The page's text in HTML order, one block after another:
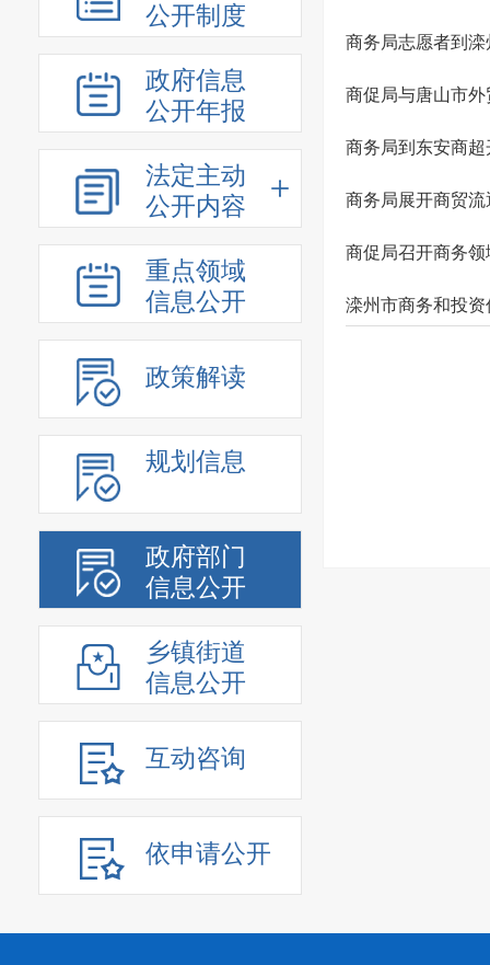
公开制度
政府信息
公开年报
法定主动
公开内容
重点领域
信息公开
政策解读
规划信息
政府部门
信息公开
乡镇街道
信息公开
互动咨询
依申请公开
商务局志愿者到
商促局与唐山市
商务局到东安商
商务局展开商贸
商促局召开商务
滦州市商务和投